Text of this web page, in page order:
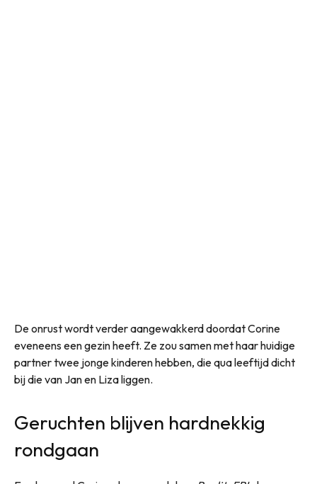
De onrust wordt verder aangewakkerd doordat Corine
eveneens een gezin heeft. Ze zou samen met haar huidige
partner twee jonge kinderen hebben, die qua leeftijd dicht
bij die van Jan en Liza liggen.
Geruchten blijven hardnekkig
rondgaan